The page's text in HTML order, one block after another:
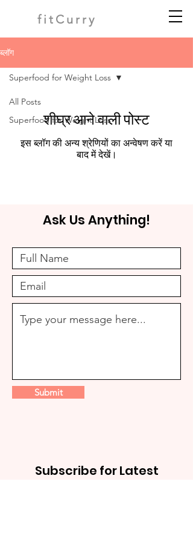
fitCurry
ब्लॉग
All Posts
Superfood for Weight Loss
Superfood for Weight Loss
शीघ्र आने वाली पोस्ट
इस ब्लॉग की अन्य श्रेणियों का अन्वेषण करें या
बाद में देखें।
Ask Us Anything!
Submit
Subscribe for Latest